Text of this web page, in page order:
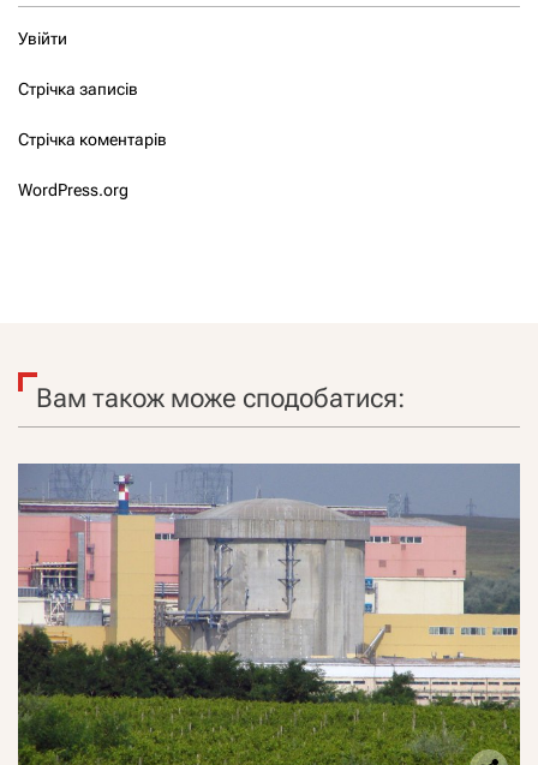
Увійти
Стрічка записів
Стрічка коментарів
WordPress.org
Вам також може сподобатися: